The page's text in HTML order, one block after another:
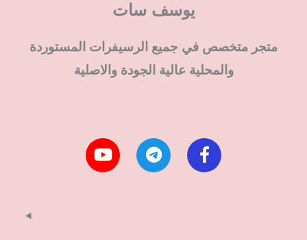
يوسف سات
متجر متخصص في جميع الرسيفرات المستوردة
والمحلية عالية الجودة والاصلية